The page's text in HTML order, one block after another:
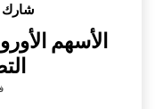
شارك
الأسهم